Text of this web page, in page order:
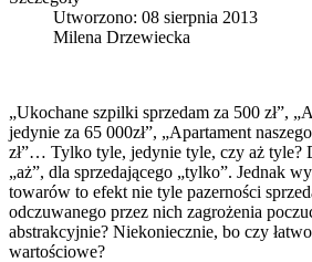
Utworzono: 08 sierpnia 2013
Milena Drzewiecka
„Ukochane szpilki sprzedam za 500 zł”,
jedynie za 65 000zł”, „Apartament
zł”… Tylko tyle, jedynie tyle, czy aż tyle?
„aż”, dla sprzedającego „tylko”. Jednak
towarów to efekt nie tyle pazerności
odczuwanego przez nich zagrożenia
abstrakcyjnie? Niekoniecznie, bo czy
wartościowe?